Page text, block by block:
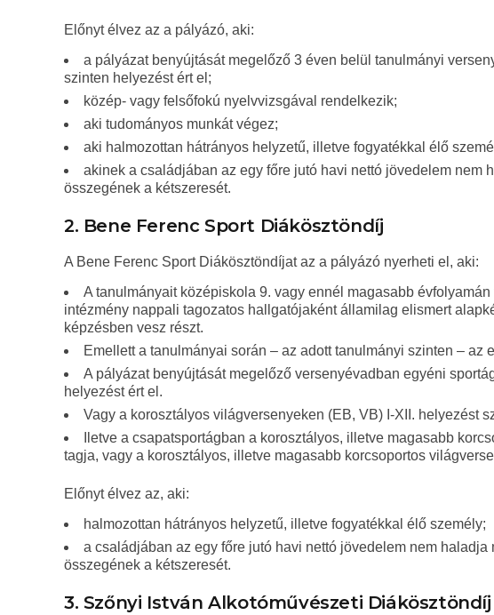
Előnyt élvez az a pályázó, aki:
a pályázat benyújtását megelőző 3 éven belül tanulmányi
szinten helyezést ért el;
közép- vagy felsőfokú nyelvvizsgával rendelkezik;
aki tudományos munkát végez;
aki halmozottan hátrányos helyzetű, illetve fogyatékkal élő
akinek a családjában az egy főre jutó havi nettó jövedelem
összegének a kétszeresét.
2. Bene Ferenc Sport Diákösztöndíj
A Bene Ferenc Sport Diákösztöndíjat az a pályázó nyerheti el, aki:
A tanulmányait középiskola 9. vagy ennél magasabb
intézmény nappali tagozatos hallgatójaként államilag elismert
képzésben vesz részt.
Emellett a tanulmányai során – az adott tanulmányi szinten – az
A pályázat benyújtását megelőző versenyévadban egyéni
helyezést ért el.
Vagy a korosztályos világversenyeken (EB, VB) I-XII. helyezést
Iletve a csapatsportágban a korosztályos, illetve magasabb
tagja, vagy a korosztályos, illetve magasabb korcsoportos
Előnyt élvez az, aki:
halmozottan hátrányos helyzetű, illetve fogyatékkal élő személy;
a családjában az egy főre jutó havi nettó jövedelem nem
összegének a kétszeresét.
3. Szőnyi István Alkotóművészeti Diákösztöndíj